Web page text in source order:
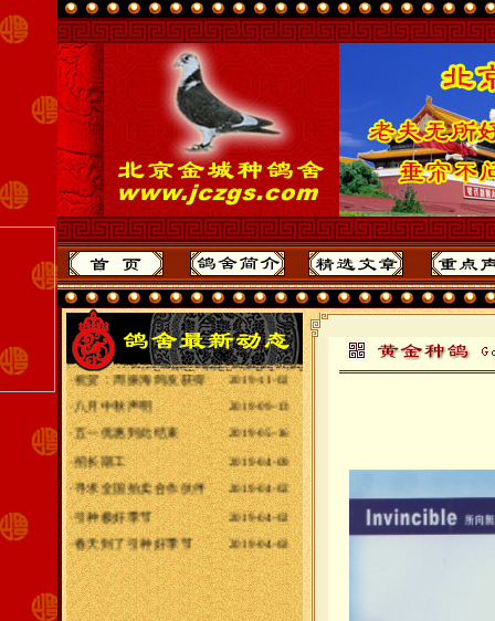
·2020年全国各地赛 2020-10-31
·给全国鸽友拜年
2020-01-25
·最重要声明
2019-11-03
·祝贺：周振海鸽友获得
2019-11-02
·八月中秋声明
2019-09-13
·五一优惠到此结束
2019-05-16
·招长期工
2019-04-09
·寻求全国拍卖合作伙伴
2019-04-02
·引种极好季节
2019-04-02
·春天到了引种好季节 2019-04-02